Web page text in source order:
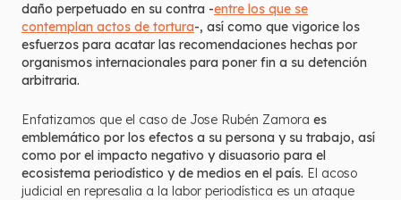
daño perpetuado en su contra -entre los que se
contemplan actos de tortura-, así como que vigorice los
esfuerzos para acatar las recomendaciones hechas por
organismos internacionales para poner fin a su detención
arbitraria.
Enfatizamos que el caso de Jose Rubén Zamora es
emblemático por los efectos a su persona y su trabajo, así
como por el impacto negativo y disuasorio para el
ecosistema periodístico y de medios en el país. El acoso
judicial en represalia a la labor periodística es un ataque